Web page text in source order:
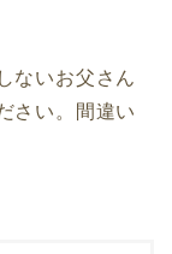
ないお父さん
さい。間違い